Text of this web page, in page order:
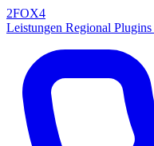
2FOX4
Leistungen Regional Plugins